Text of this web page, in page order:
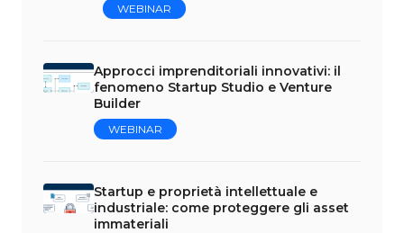
WEBINAR
Approcci imprenditoriali innovativi: il
fenomeno Startup Studio e Venture
Builder
WEBINAR
Startup e proprietà intellettuale e
industriale: come proteggere gli asset
immateriali